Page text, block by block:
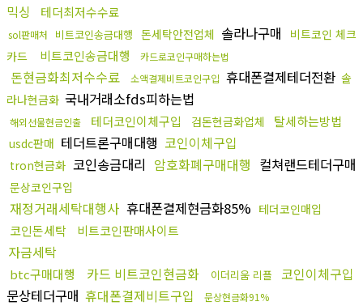
믹싱
테더최저수수료
sol판매처 비트코인송금대행 돈세탁안전업체 솔라나구매
비트코인 체크
카드
비트코인송금대행 카드로코인구매하는법
돈현금화최저수수료 소액결제비트코인구입 휴대폰결제테더전환 솔
라나현금화 국내거래소fds피하는법
해외선물현금인출 테더코인이체구입 검돈현금화업체 탈세하는방법
usdc판매 테더트론구매대행 코인이체구입
tron현금화 코인송금대리 암호화폐구매대행 컬쳐랜드테더구매
문상코인구입
재정거래세탁대행사 휴대폰결제현금화85% 테더코인매입
코인돈세탁 비트코인판매사이트
자금세탁
btc구매대행 카드 비트코인현금화 이더리움 리플
코인이체구입
문상테더구매 휴대폰결제비트구입 문상현금화91%